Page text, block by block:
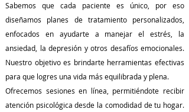
Sabemos que cada paciente es único, por eso
diseñamos planes de tratamiento personalizados,
enfocados en ayudarte a manejar el estrés, la
ansiedad, la depresión y otros desafíos emocionales.
Nuestro objetivo es brindarte herramientas efectivas
para que logres una vida más equilibrada y plena.
Ofrecemos sesiones en línea, permitiéndote recibir
atención psicológica desde la comodidad de tu hogar.